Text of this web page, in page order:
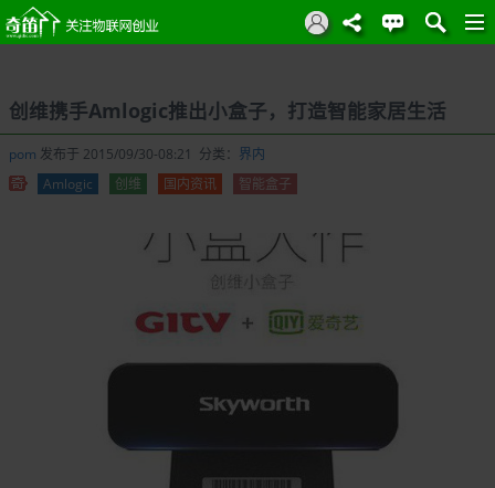
创维携手Amlogic推出小盒子，打造智能家居生活
pom 发布于 2015/09/30-08:21 分类： 界内
Amlogic
创维 国内资讯 智能盒子